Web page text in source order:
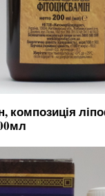
композиція